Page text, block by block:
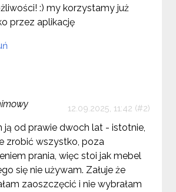
:) my korzystamy już
przez aplikację
12.09.2025, 11:42
ją od prawie dwoch lat - istotnie,
zrobić wszystko, poza
prania, więc stoi jak mebel
się nie używam. Załuje że
zaoszczęcić i nie wybrałam